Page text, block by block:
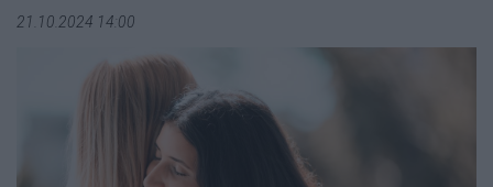
21.10.2024 14:00